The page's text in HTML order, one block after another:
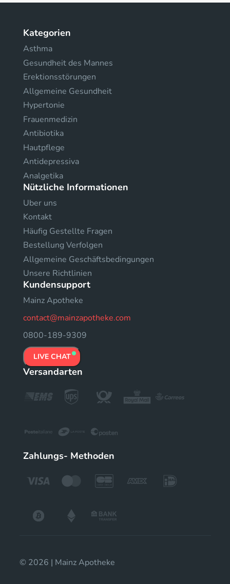
Kategorien
Asthma
Gesundheit des Mannes
Erektionsstörungen
Allgemeine Gesundheit
Hypertonie
Frauenmedizin
Antibiotika
Hautpflege
Antidepressiva
Analgetika
Nützliche Informationen
Uber uns
Kontakt
Häufig Gestellte Fragen
Bestellung Verfolgen
Allgemeine Geschäftsbedingungen
Unsere Richtlinien
Kundensupport
Mainz Apotheke
contact@mainzapotheke.com
0800-189-9309
LIVE CHAT
Versandarten
Zahlungs- Methoden
© 2026 | Mainz Apotheke